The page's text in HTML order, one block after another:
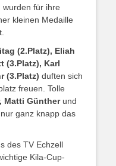
wurden für ihre
kleinen Medaille
(2.Platz), Eliah
(3.Platz), Karl
(3.Platz) duften sich
freuen. Tolle
Matti Günther und
ganz knapp das
des TV Echzell
Kila-Cup-